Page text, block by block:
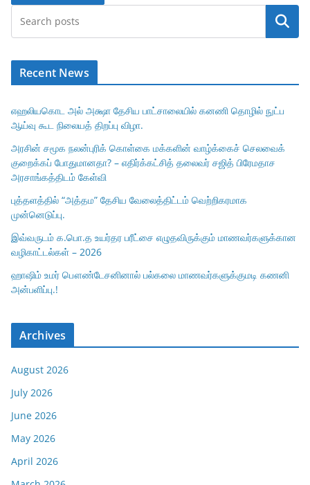
Search
Recent News
எஹலியகொட அல் அக்ஷா தேசிய பாட்சாலையில் கனணி தொழில் நுட்ப
ஆய்வு கூட நிலையத் திறப்பு விழா.
அரசின் சமூக நலன்புரிக் கொள்கை மக்களின் வாழ்க்கைச் செலவைக்
குறைக்கப் போதுமானதா? – எதிர்க்கட்சித் தலைவர் சஜித் பிரேமதாச
அரசாங்கத்திடம் கேள்வி
புத்தளத்தில் “அத்தம” தேசிய வேலைத்திட்டம் வெற்றிகரமாக
முன்னெடுப்பு.
இவ்வருடம் க.பொ.த உயர்தர பரீட்சை எழுதவிருக்கும் மாணவர்களுக்கான
வழிகாட்டல்கள் – 2026
ஹாஷிம் உமர் பௌண்டேசனினால் பல்கலை மாணவர்களுக்குமடி கணனி
அன்பளிப்பு.!
Archives
August 2026
July 2026
June 2026
May 2026
April 2026